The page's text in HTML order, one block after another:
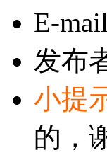
E-mail
发布
小提
的，